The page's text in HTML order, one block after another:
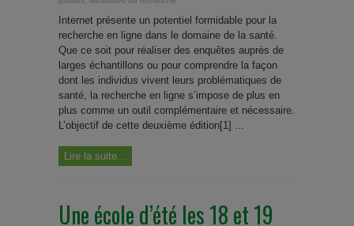
Internet présente un potentiel formidable pour la
recherche en ligne dans le domaine de la santé.
Que ce soit pour réaliser des enquêtes auprès de
larges échantillons ou pour comprendre la façon
dont les individus vivent leurs problématiques de
santé, la recherche en ligne s’impose de plus en
plus comme un outil complémentaire et nécessaire.
L’objectif de cette deuxième édition[1] ...
Lire la suite...
Une école d’été les 18 et 19